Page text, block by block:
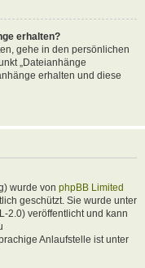
erhalten?
gehe in den persönlichen
„Dateianhänge
erhalten und diese
wurde von phpBB Limited
geschützt. Sie wurde unter
2.0) veröffentlicht und kann
Anlaufstelle ist unter